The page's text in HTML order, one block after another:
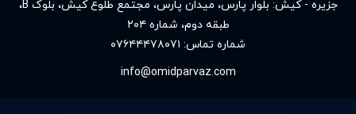
جزیره - کیش: بلوار پارس، میدان پارس، مجتمع طلوع کیش، بلوک B،
طبقه دوم، شماره ۲۰۴
شماره تماس: ۰۷۶۴۴۴۷۸۰۷۱
info@omidparvaz.com